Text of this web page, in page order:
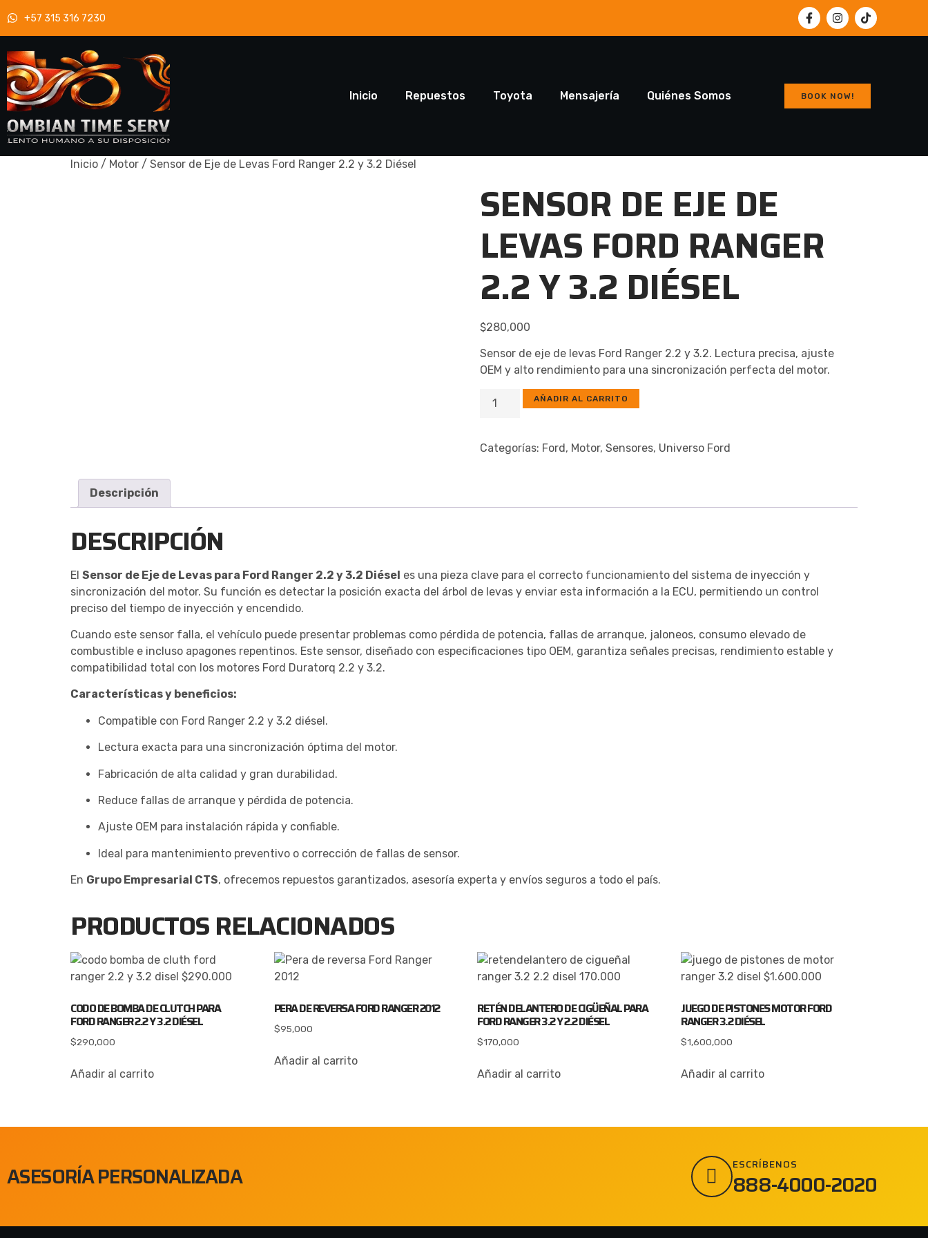
+57 315 316 7230
Inicio Repuestos Toyota Mensajería Quiénes Somos BOOK NOW!
Inicio / Motor / Sensor de Eje de Levas Ford Ranger 2.2 y 3.2 Diésel
SENSOR DE EJE DE
LEVAS FORD RANGER
2.2 Y 3.2 DIÉSEL
$280,000
Sensor de eje de levas Ford Ranger 2.2 y 3.2. Lectura precisa, ajuste
OEM y alto rendimiento para una sincronización perfecta del motor.
AÑADIR AL CARRITO
Categorías: Ford, Motor, Sensores, Universo Ford
Descripción
DESCRIPCIÓN
El Sensor de Eje de Levas para Ford Ranger 2.2 y 3.2 Diésel es una pieza clave para el correcto funcionamiento del sistema de inyección y
sincronización del motor. Su función es detectar la posición exacta del árbol de levas y enviar esta información a la ECU, permitiendo un control
preciso del tiempo de inyección y encendido.
Cuando este sensor falla, el vehículo puede presentar problemas como pérdida de potencia, fallas de arranque, jaloneos, consumo elevado de
combustible e incluso apagones repentinos. Este sensor, diseñado con especificaciones tipo OEM, garantiza señales precisas, rendimiento estable y
compatibilidad total con los motores Ford Duratorq 2.2 y 3.2.
Características y beneficios:
Compatible con Ford Ranger 2.2 y 3.2 diésel.
Lectura exacta para una sincronización óptima del motor.
Fabricación de alta calidad y gran durabilidad.
Reduce fallas de arranque y pérdida de potencia.
Ajuste OEM para instalación rápida y confiable.
Ideal para mantenimiento preventivo o corrección de fallas de sensor.
En Grupo Empresarial CTS, ofrecemos repuestos garantizados, asesoría experta y envíos seguros a todo el país.
PRODUCTOS RELACIONADOS
CODO DE BOMBA DE CLUTCH PARA
FORD RANGER 2.2 Y 3.2 DIÉSEL
$290,000
Añadir al carrito
PERA DE REVERSA FORD RANGER 2012
$95,000
Añadir al carrito
RETÉN DELANTERO DE CIGÜEÑAL PARA
FORD RANGER 3.2 Y 2.2 DIÉSEL
$170,000
Añadir al carrito
JUEGO DE PISTONES MOTOR FORD
RANGER 3.2 DIÉSEL
$1,600,000
Añadir al carrito
ASESORÍA PERSONALIZADA ESCRÍBENOS
888-4000-2020